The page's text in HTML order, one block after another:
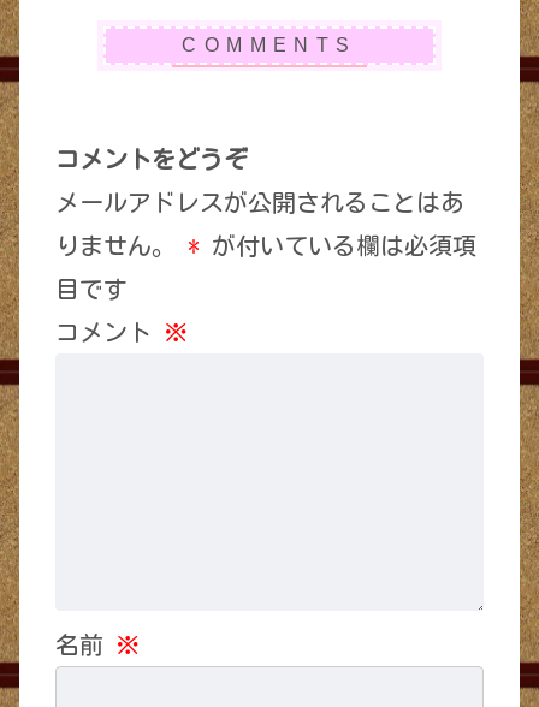
コメントをどうぞ
メールアドレスが公開されることはあ
りません。
* が付いている欄は必須項
目です
コメント ※
名前 ※